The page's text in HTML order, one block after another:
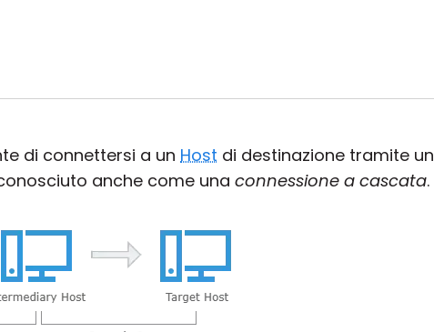
di connettersi a un Host di destinazione tramite un
anche come una connessione a cascata.